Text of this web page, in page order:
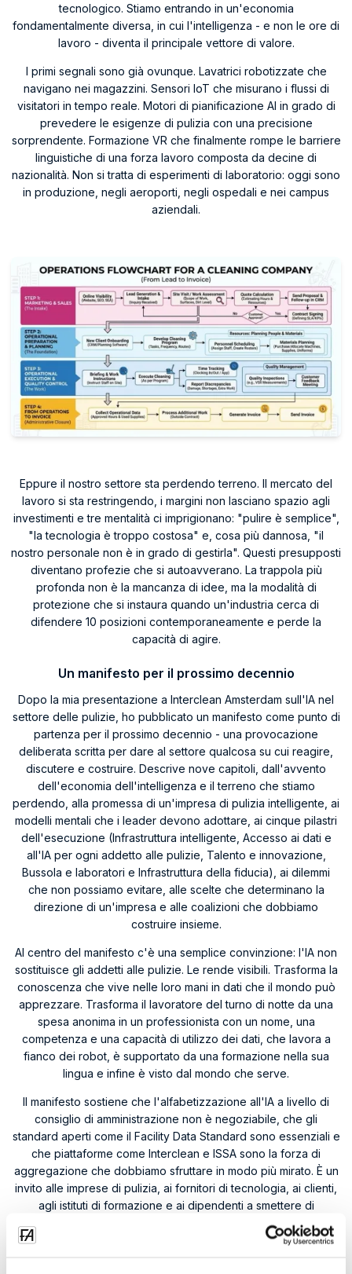
tecnologico. Stiamo entrando in un'economia
fondamentalmente diversa, in cui l'intelligenza - e non le ore di
lavoro - diventa il principale vettore di valore.
I primi segnali sono già ovunque. Lavatrici robotizzate che
navigano nei magazzini. Sensori IoT che misurano i flussi di
visitatori in tempo reale. Motori di pianificazione AI in grado di
prevedere le esigenze di pulizia con una precisione
sorprendente. Formazione VR che finalmente rompe le barriere
linguistiche di una forza lavoro composta da decine di
nazionalità. Non si tratta di esperimenti di laboratorio: oggi sono
in produzione, negli aeroporti, negli ospedali e nei campus
aziendali.
Eppure il nostro settore sta perdendo terreno. Il mercato del
lavoro si sta restringendo, i margini non lasciano spazio agli
investimenti e tre mentalità ci imprigionano: "pulire è semplice",
"la tecnologia è troppo costosa" e, cosa più dannosa, "il
nostro personale non è in grado di gestirla". Questi presupposti
diventano profezie che si autoavverano. La trappola più
profonda non è la mancanza di idee, ma la modalità di
protezione che si instaura quando un'industria cerca di
difendere 10 posizioni contemporaneamente e perde la
capacità di agire.
Un manifesto per il prossimo decennio
Dopo la mia presentazione a Interclean Amsterdam sull'IA nel
settore delle pulizie, ho pubblicato un manifesto come punto di
partenza per il prossimo decennio - una provocazione
deliberata scritta per dare al settore qualcosa su cui reagire,
discutere e costruire. Descrive nove capitoli, dall'avvento
dell'economia dell'intelligenza e il terreno che stiamo
perdendo, alla promessa di un'impresa di pulizia intelligente, ai
modelli mentali che i leader devono adottare, ai cinque pilastri
dell'esecuzione (Infrastruttura intelligente, Accesso ai dati e
all'IA per ogni addetto alle pulizie, Talento e innovazione,
Bussola e laboratori e Infrastruttura della fiducia), ai dilemmi
che non possiamo evitare, alle scelte che determinano la
direzione di un'impresa e alle coalizioni che dobbiamo
costruire insieme.
Al centro del manifesto c'è una semplice convinzione: l'IA non
sostituisce gli addetti alle pulizie. Le rende visibili. Trasforma la
conoscenza che vive nelle loro mani in dati che il mondo può
apprezzare. Trasforma il lavoratore del turno di notte da una
spesa anonima in un professionista con un nome, una
competenza e una capacità di utilizzo dei dati, che lavora a
fianco dei robot, è supportato da una formazione nella sua
lingua e infine è visto dal mondo che serve.
Il manifesto sostiene che l'alfabetizzazione all'IA a livello di
consiglio di amministrazione non è negoziabile, che gli
standard aperti come il Facility Data Standard sono essenziali e
che piattaforme come Interclean e ISSA sono la forza di
aggregazione che dobbiamo sfruttare in modo più mirato. È un
invito alle imprese di pulizia, ai fornitori di tecnologia, ai clienti,
agli istituti di formazione e ai dipendenti a smettere di
difendere il passato e a progettare insieme il futuro.